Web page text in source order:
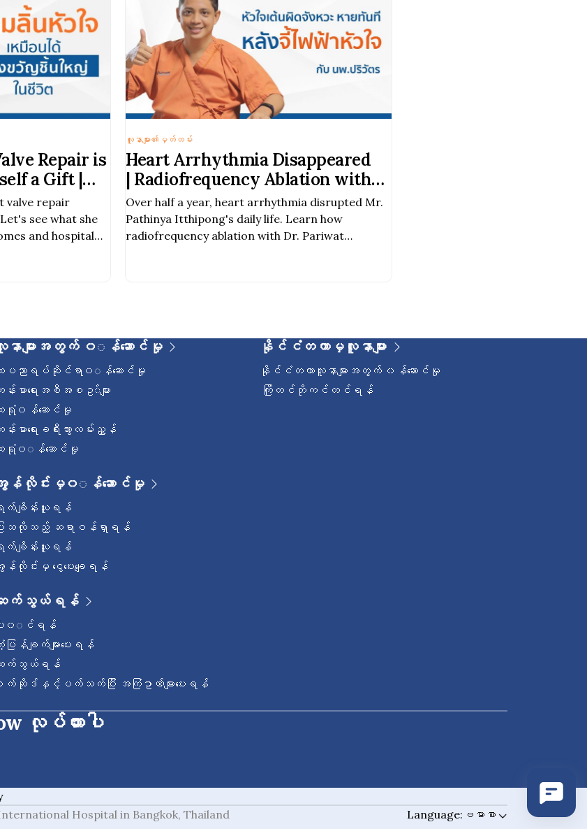
Repair is
a Gift |
valve repair
see what she
and hospital
Heart Arrhythmia Disappeared
| Radiofrequency Ablation with
Dr. Pariwat
Over half a year, heart arrhythmia disrupted Mr.
Pathinya Itthipong's daily life. Learn how
radiofrequency ablation with Dr. Pariwat
လူနာများ၏မှတ်တမ်း
နာများအတွက် ၀◌န်ဆောင်မှု
းပညာရပ်ဆိုင်ရာ၀◌န်ဆောင်မှု
န်းမာရေးအစီအစဥ◌်များ
းရုံ၀န်ဆောင်မှု
န်းမာရေးခရီးသွားလမ်းညွှန်
းရုံ၀◌န်ဆောင်မှု
န်လိုင်းမှ၀◌န်ဆောင်မှု
က်ချိန်းယူရန်
ြသလိုသည့် ဆရာဝန်ရှာရန်
က်ချိန်းယူရန်
န်လိုင်းမှ ငွေပေးချေရန်
က်သွယ်ရန်
ါ၀◌င်ရန်
ပြန်ချက်များပေးရန်
က်သွယ်ရန်
က်ဆိုဒ်နှင့်ပက်သက်ပြီး အကြံဥာဏ်များပေးရန်
နိုင်ငံတကာမှလူနာများ
နိုင်ငံတကာလူနာများအတွက် ၀န်ဆောင်မှု
ကြိုတင်ဘိုကင်တင်ရန်
လုပ်ထားပါ
Hospital in Bangkok, Thailand
Language: ဗမာစာ